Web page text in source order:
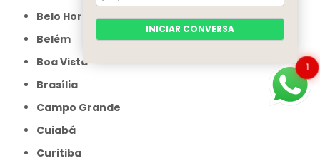
Belo Horizonte
Belém
Boa Vista
Brasília
Campo Grande
Cuiabá
Curitiba
1
INICIAR CONVERSA